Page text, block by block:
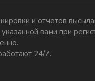
и отчетов
вами при
24/7.